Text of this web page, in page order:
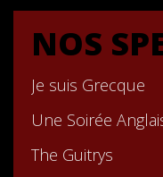
NOS
Je suis Grecque
Une Soirée
The Guitrys